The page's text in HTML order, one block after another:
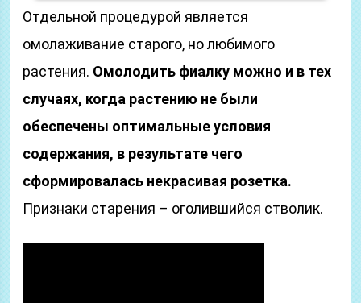
Отдельной процедурой является
омолаживание старого, но любимого
растения. Омолодить фиалку можно и в тех
случаях, когда растению не были
обеспечены оптимальные условия
содержания, в результате чего
сформировалась некрасивая розетка.
Признаки старения – оголившийся стволик.